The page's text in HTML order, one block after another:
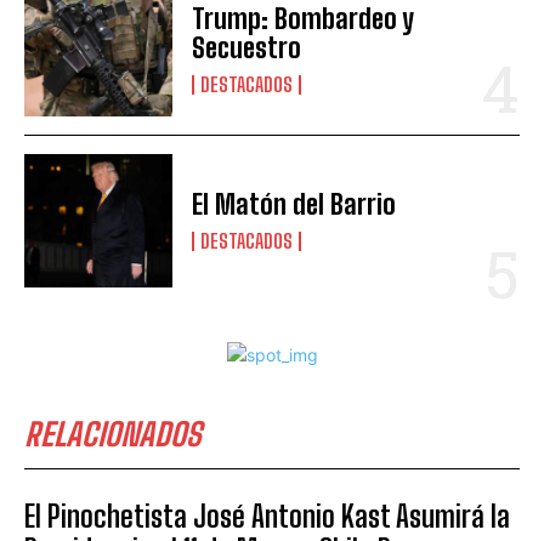
Trump: Bombardeo y
Secuestro
DESTACADOS
El Matón del Barrio
DESTACADOS
RELACIONADOS
El Pinochetista José Antonio Kast Asumirá la